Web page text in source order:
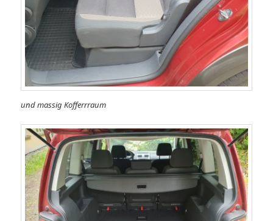
und massig Kofferrraum